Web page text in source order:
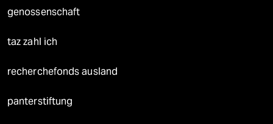
genossenschaft
taz zahl ich
recherchefonds ausland
panterstiftung